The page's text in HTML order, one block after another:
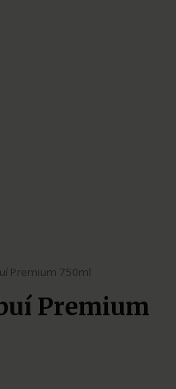
Premium 750ml
Premium